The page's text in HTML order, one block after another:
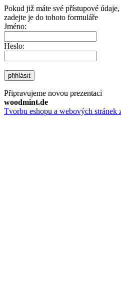
Pokud již máte své přístupové údaje,
zadejte je do tohoto formuláře
Jméno:
Heslo:
přihlásit
Připravujeme novou prezentaci
woodmint.de
Tvorbu eshopu a webových